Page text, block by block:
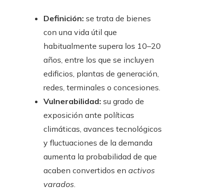
Definición: se trata de bienes
con una vida útil que
habitualmente supera los 10–20
años, entre los que se incluyen
edificios, plantas de generación,
redes, terminales o concesiones.
Vulnerabilidad: su grado de
exposición ante políticas
climáticas, avances tecnológicos
y fluctuaciones de la demanda
aumenta la probabilidad de que
acaben convertidos en activos
varados.